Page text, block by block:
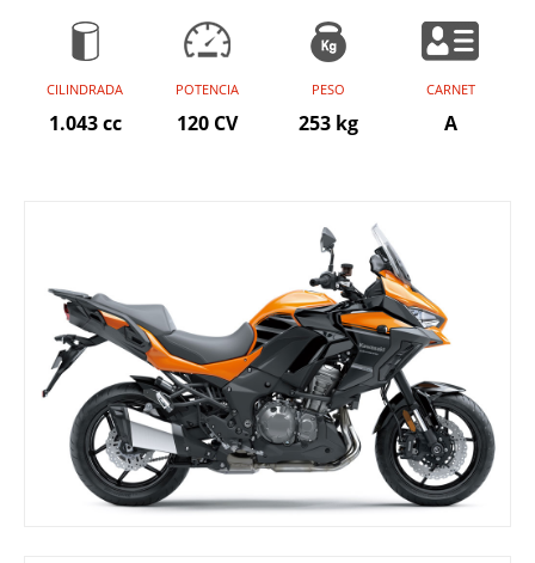
CILINDRADA
1.043 cc
POTENCIA
120 CV
PESO
253 kg
CARNET
A